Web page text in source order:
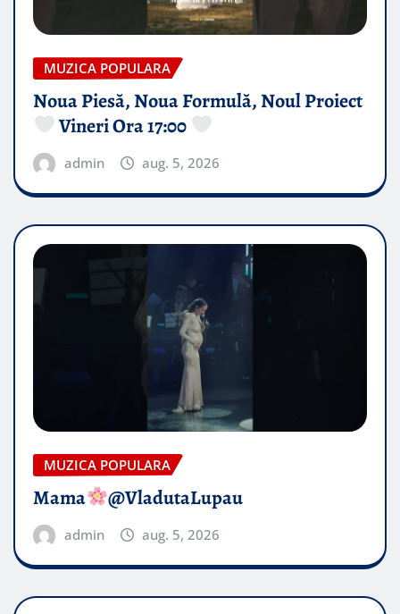
MUZICA POPULARA
Noua Piesă, Noua Formulă, Noul Proiect
Vineri Ora 17:00
admin aug. 5, 2026
MUZICA POPULARA
Mama @VladutaLupau
admin aug. 5, 2026